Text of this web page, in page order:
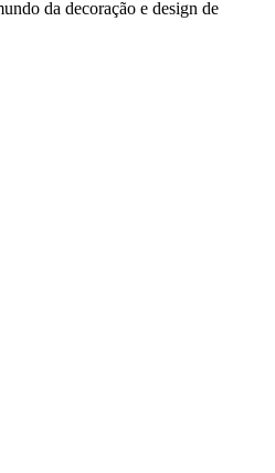
da decoração e design de